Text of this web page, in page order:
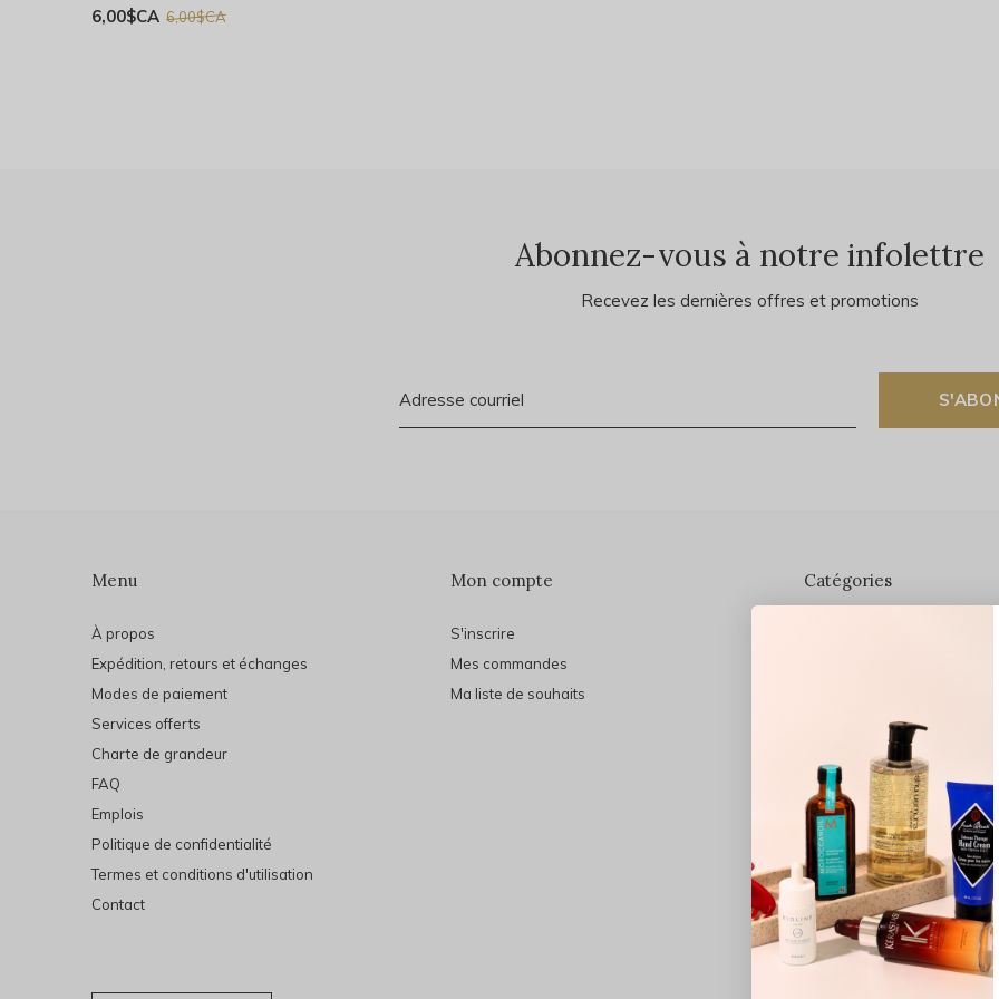
6,00$CA 6,00$CA
Abonnez-vous à notre infolettre
Recevez les dernières offres et promotions
Menu
À propos
Expédition, retours et échanges
Modes de paiement
Services offerts
Charte de grandeur
FAQ
Emplois
Politique de confidentialité
Termes et conditions d'utilisation
Contact
Mon compte
S'inscrire
Mes commandes
Ma liste de souhaits
Catégories
Soins du visage
Maquillage
Bain et Corps
Bijoux